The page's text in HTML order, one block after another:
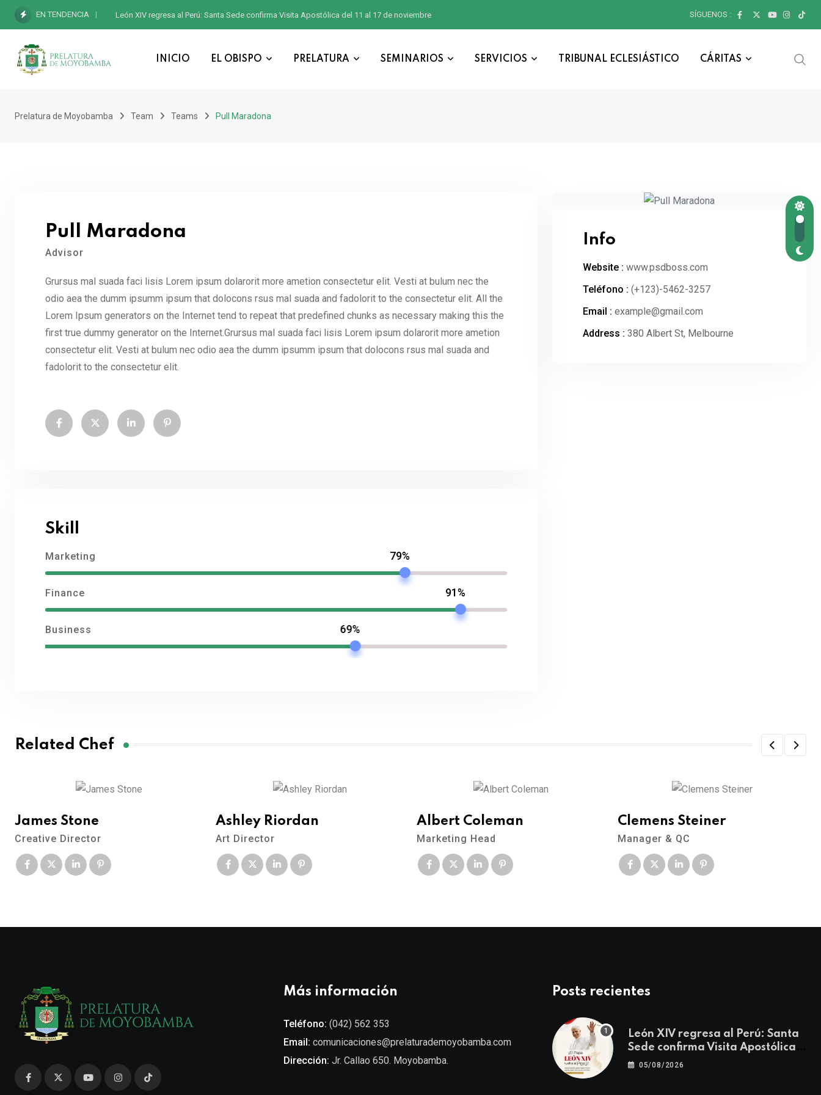
EN TENDENCIA León XIV regresa al Perú: Santa Sede confirma Visita Apostólica del 11 al 17 de noviembre SÍGUENOS :
INICIO EL OBISPO PRELATURA SEMINARIOS SERVICIOS TRIBUNAL ECLESIÁSTICO CÁRITAS
Prelatura de Moyobamba Team Teams Pull Maradona
Pull Maradona
Advisor
Grursus mal suada faci lisis Lorem ipsum dolarorit more ametion consectetur elit. Vesti at bulum nec the
odio aea the dumm ipsumm ipsum that dolocons rsus mal suada and fadolorit to the consectetur elit. All the
Lorem Ipsum generators on the Internet tend to repeat that predefined chunks as necessary making this the
first true dummy generator on the Internet.Grursus mal suada faci lisis Lorem ipsum dolarorit more ametion
consectetur elit. Vesti at bulum nec odio aea the dumm ipsumm ipsum that dolocons rsus mal suada and
fadolorit to the consectetur elit.
Skill
Marketing 79%
Finance 91%
Business 69%
Info
Website : www.psdboss.com
Teléfono : (+123)-5462-3257
Email : example@gmail.com
Address : 380 Albert St, Melbourne
Related Chef
James Stone
Creative Director
Ashley Riordan
Art Director
Albert Coleman
Marketing Head
Clemens Steiner
Manager & QC
Más información
Teléfono: (042) 562 353
Email: comunicaciones@prelaturademoyobamba.com
Dirección: Jr. Callao 650. Moyobamba.
Posts recientes
León XIV regresa al Perú: Santa
Sede confirma Visita Apostólica
del 11 al 17 de noviembre
05/08/2026